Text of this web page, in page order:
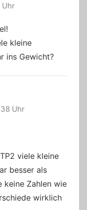
Uhr
kleine
ins Gewicht?
Uhr
viele kleine
besser als
keine Zahlen wie
wirklich